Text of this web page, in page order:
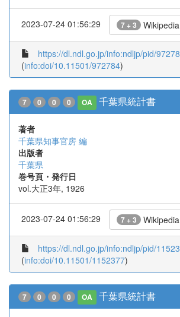
2023-07-24 01:56:29 7 + 3 Wikipedia
https://dl.ndl.go.jp/info:ndljp/pid/
(info:doi/10.11501/972784)
7 0 0 0 OA 千葉県統計書
著者
千葉県知事官房 編
出版者
千葉県
巻号頁・発行日
vol.大正3年, 1926
2023-07-24 01:56:29 7 + 3 Wikipedia
https://dl.ndl.go.jp/info:ndljp/pid/
(info:doi/10.11501/1152377)
7 0 0 0 OA 千葉県統計書